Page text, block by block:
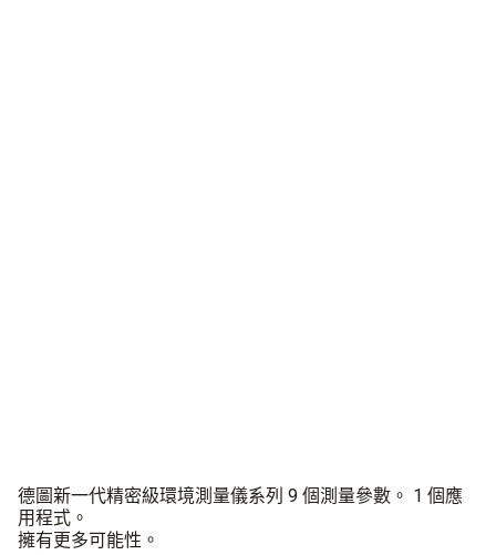
德圖新一代精密級環境測量儀系列 9 個測量參數。 1 個應
用程式。
擁有更多可能性。